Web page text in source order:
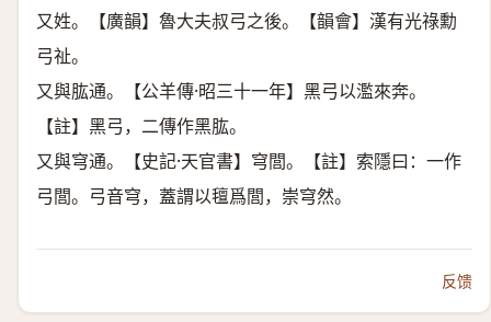
又姓。【廣韻】魯大夫叔弓之後。【韻會】漢有光祿勳
弓祉。
又與肱通。【公羊傳·昭三十一年】黑弓以濫來奔。
【註】黑弓，二傳作黑肱。
又與穹通。【史記·天官書】穹閭。【註】索隱曰：一作
弓閭。弓音穹，蓋謂以氊爲閭，崇穹然。
反馈